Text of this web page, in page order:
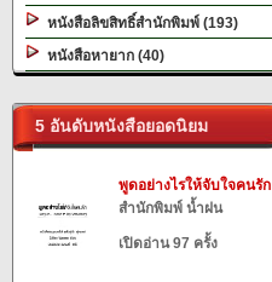
หนังสือลิขสิทธิ์สำนักพิมพ์ (193)
หนังสือหายาก (40)
5 อันดับหนังสือยอดนิยม
พูดอย่างไรให้จับใจคนรัก
สำนักพิมพ์ น้ำฝน
เปิดอ่าน 97 ครั้ง